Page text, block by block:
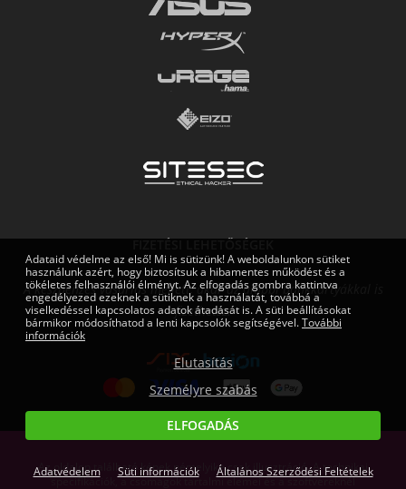
FIZETÉSI LEHETŐSÉGEK
A készpénzes vásárlás mellett, akár az alábbi bankkártyákkal is
fizethetsz:
Az oldalon található képek némelyike csak illusztráció. A technikai
specifikációk, a csomagok tartalmi elemei és a szoftvereknél
Adataid védelme az első! Mi is sütizünk! A weboldalunkon sütiket
használunk azért, hogy biztosítsuk a hibamentes működést és a
tökéletes felhasználói élményt. Az elfogadás gombra kattintva
engedélyezed ezeknek a sütiknek a használatát, továbbá a
viselkedéssel kapcsolatos adatok átadását is. A süti beállításokat
bármikor módosíthatod a lenti kapcsolók segítségével.További
információk
Elutasítás
Személyre szabás
ELFOGADÁS
Adatvédelem Süti információk Általános Szerződési Feltételek